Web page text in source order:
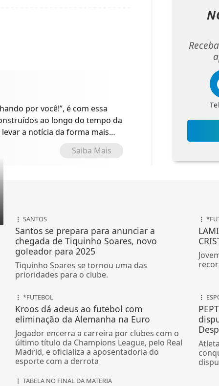
por você!”, é com essa
ao longo do tempo da
a notícia da forma mais
Saiba Mais
SANTOS
Santos se prepara para anunciar a
chegada de Tiquinho Soares, novo
goleador para 2025
Tiquinho Soares se tornou uma das
prioridades para o clube.
*FUTEBOL
Kroos dá adeus ao futebol com
eliminação da Alemanha na Euro
Jogador encerra a carreira por clubes com o
último título da Champions League, pelo Real
Madrid, e oficializa a aposentadoria do
esporte com a derrota
TABELA NO FINAL DA MATERIA